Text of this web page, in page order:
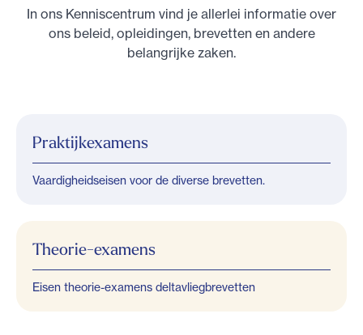
In ons Kenniscentrum vind je allerlei informatie over
ons beleid, opleidingen, brevetten en andere
belangrijke zaken.
Praktijkexamens
Vaardigheidseisen voor de diverse brevetten.
Theorie-examens
Eisen theorie-examens deltavliegbrevetten